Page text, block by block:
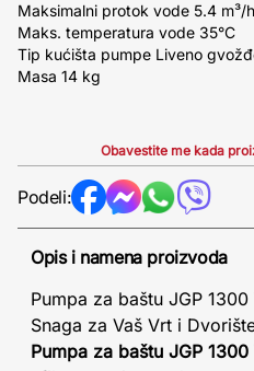
Maksimalni protok vode 5.4 m³/h
Maks. temperatura vode 35°C
Tip kućišta pumpe Liveno
Masa 14 kg
Obavestite me kada
Podeli:
Opis i namena proizvoda
Pumpa za baštu JGP
Snaga za Vaš Vrt i
Pumpa za baštu JGP